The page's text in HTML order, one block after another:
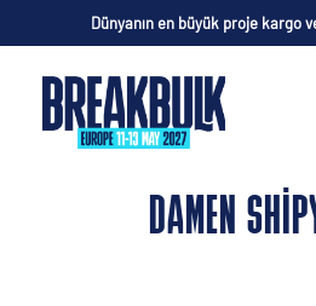
Dünyanın en büyük proje kargo
DAMEN